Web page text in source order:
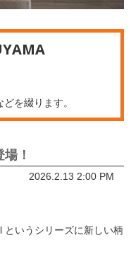
を綴ります。
！
2026.2.13 2:00 PM
というシリーズに新しい柄